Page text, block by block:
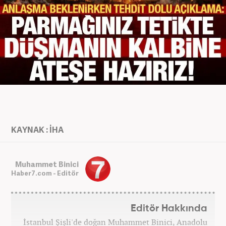
KAYNAK : İHA
Muhammet Binici
Haber7.com - Editör
Editör Hakkında
İstanbul Şişli'de doğan Muhammet Binici, Anadolu